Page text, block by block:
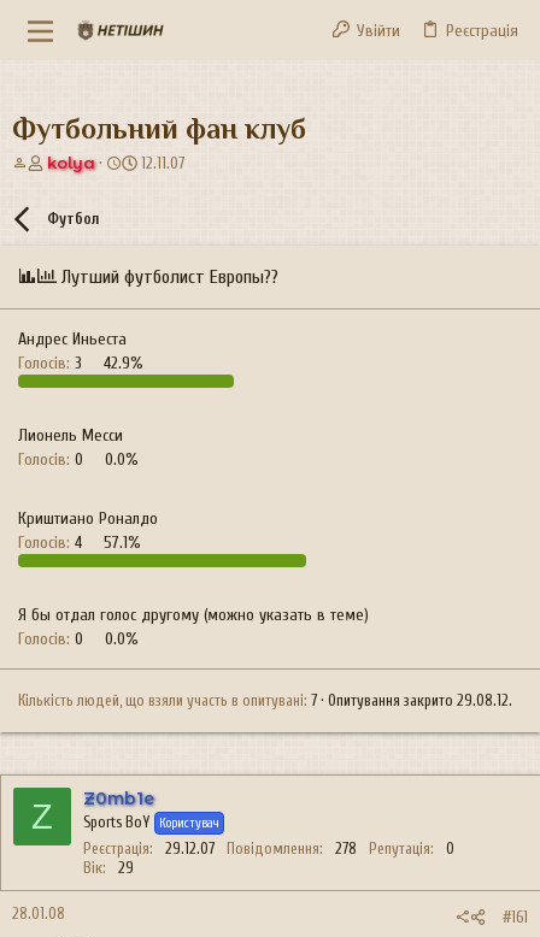
Увійти Реєстрація
Футбольний фан клуб
А
о
т
м
и
kolya
Д
т
в
о
е
н
12.11.07
Футбол
Лутший футболист Европы??
Андрес Иньеста
Голосів: 3 42.9%
Лионель Месси
Голосів: 0 0.0%
Криштиано Роналдо
Голосів: 4 57.1%
Я бы отдал голос другому (можно указать в теме)
Голосів: 0 0.0%
Кількість людей, що взяли участь в опитувані 7 Опитування закрито 29.08.12.
Z Z0mb1e
Sports BoY Користувач
Реєстрація 29.12.07 Повідомлення 278 Репутація
0
Вік
29
28.01.08 #161